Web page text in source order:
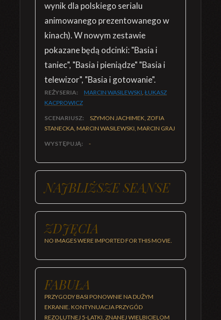
wynik dla polskiego serialu
animowanego prezentowanego w
kinach). W nowym zestawie
pokazane będą odcinki: "Basia i
taniec", "Basia i pieniądze" "Basia i
telewizor", "Basia i gotowanie".
REŻYSERIA: MARCIN WASILEWSKI, ŁUKASZ
KACPROWICZ
SCENARIUSZ:
SZYMON JACHIMEK, ZOFIA
STANECKA, MARCIN WASILEWSKI, MARCIN GRAJ
WYSTĘPUJĄ: -
NAJBLIŻSZE SEANSE
ZDJĘCIA
NO IMAGES WERE IMPORTED FOR THIS MOVIE.
FABUŁA
PRZYGODY BASI PONOWNIE NA DUŻYM
EKRANIE. KONTYNUACJA PRZYGÓD
REZOLUTNEJ 5-LATKI, ZNANEJ WIELBICIELOM